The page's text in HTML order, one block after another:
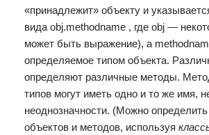
«принадлежит» объекту и
вида obj.methodname , где obj —
может быть выражение), а
определяемое типом объекта.
определяют различные методы.
типов могут иметь одно и то же имя,
неоднозначности. (Можно
объектов и методов, используя